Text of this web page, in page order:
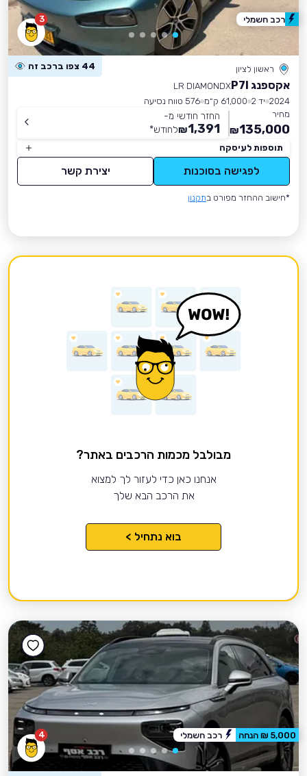
3
ראשון לציון 44 צפו ברכב זה
אקספנג P7I
LR DIAMONDX
2024 יד 2 61,000 ק״מ
576 טווח נסיעה
מחיר
135,000
₪
החזר חודשי מ-
1,391
₪לחודש*
תוספות לעיסקה
לפגישה בסוכנות יצירת קשר
*חישוב ההחזר מפורט בתקנון
רכב חשמלי
מבולבל מכמות הרכבים באתר?
אנחנו כאן כדי לעזור לך למצוא
את הרכב הבא שלך
בוא נתחיל >
4 5,000 ₪ הנחה רכב חשמלי